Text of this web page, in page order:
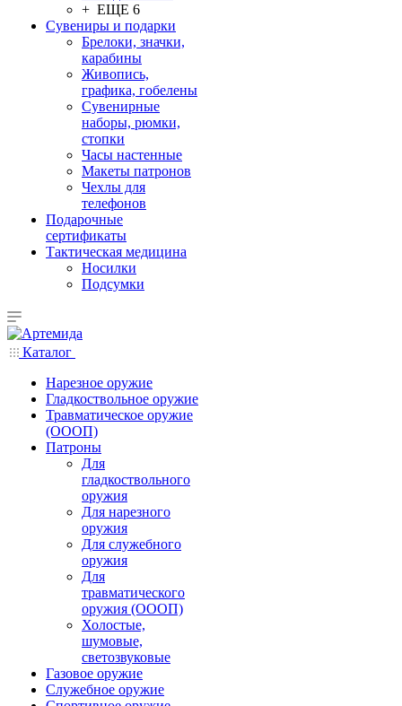
+ ЕЩЕ 6
Сувениры и подарки
Брелоки, значки,
карабины
Живопись,
графика, гобелены
Сувенирные
наборы, рюмки,
стопки
Часы настенные
Макеты патронов
Чехлы для
телефонов
Подарочные
сертификаты
Тактическая медицина
Носилки
Подсумки
Каталог
Нарезное оружие
Гладкоствольное оружие
Травматическое оружие
(ОООП)
Патроны
Для
гладкоствольного
оружия
Для нарезного
оружия
Для служебного
оружия
Для
травматического
оружия (ОООП)
Холостые,
шумовые,
светозвуковые
Газовое оружие
Служебное оружие